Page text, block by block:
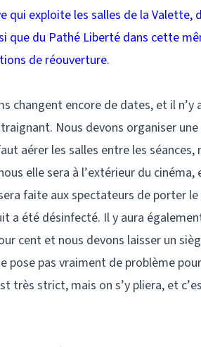
qui exploite les salles de la Valette,
que du Pathé Liberté dans cette
de réouverture.
changent encore de dates, et il n’y
Nous devons organiser
aérer les salles entre les séances,
elle sera à l’extérieur du cinéma,
faite aux spectateurs de porter
a été désinfecté. Il y aura
cent et nous devons laisser un
pose pas vraiment de problème
très strict, mais on s’y pliera, et